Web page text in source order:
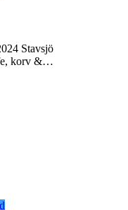
Stavsjö
korv &…